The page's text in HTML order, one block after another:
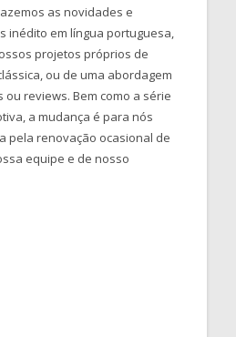
as novidades e
inédito em língua portuguesa,
projetos próprios de
ou de uma abordagem
ou reviews. Bem como a série
a mudança é para nós
pela renovação ocasional de
equipe e de nosso